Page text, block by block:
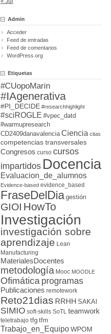
Admin
Acceder
Feed de entradas
Feed de comentarios
WordPress.org
Etiquetas
#CUopoMarin
#IAgenerativa
#PI_DECIDE #researchhighlight
#sciROGLE #vpec_datd
#warmupresearch
CD2409danavalencia Ciencia citas
competencias transversales
Congresos curso cursos
impartidos Docencia
Evaluacion_de_alumnos
Evidence-based evidence_based
FraseDelDia gestión
GIOI HowTo
Investigación
investigación sobre
aprendizaje Lean
Manufacturing
MaterialesDocentes
metodología Mooc MOODLE
Ofimáticaprogramas
Publicaciones remotework
Reto21dias RRHH SAKAI
SIMIO soft-skills SoTL teamwork
teletrabajo tfg tfm
Trabajo_en_EquipoWPOM